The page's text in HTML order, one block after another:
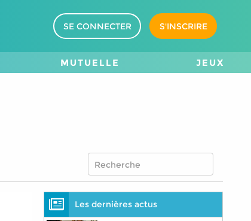
SE CONNECTER S'INSCRIRE
MUTUELLE JEUX
Les dernières actus